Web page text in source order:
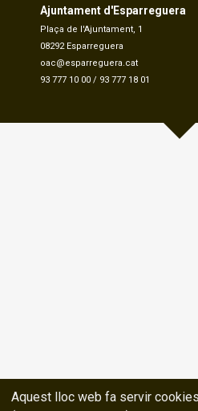
Ajuntament d'Esparreguera
Plaça de l'Ajuntament, 1
08292 Esparreguera
oac@esparreguera.cat
93 777 10 00 / 93 777 18 01
Aquest lloc web fa servir